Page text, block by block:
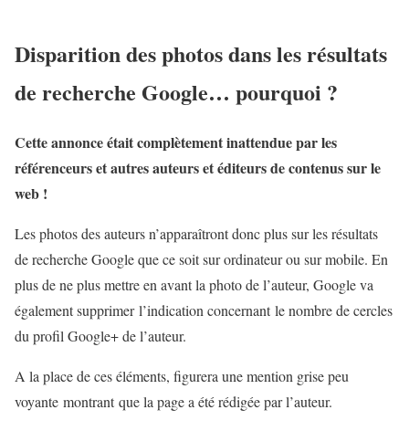
Disparition des photos dans les résultats
de recherche Google… pourquoi ?
Cette annonce était complètement inattendue par les
référenceurs et autres auteurs et éditeurs de contenus sur le
web !
Les photos des auteurs n’apparaîtront donc plus sur les résultats
de recherche Google que ce soit sur ordinateur ou sur mobile. En
plus de ne plus mettre en avant la photo de l’auteur, Google va
également supprimer l’indication concernant le nombre de cercles
du profil Google+ de l’auteur.
A la place de ces éléments, figurera une mention grise peu
voyante montrant que la page a été rédigée par l’auteur.